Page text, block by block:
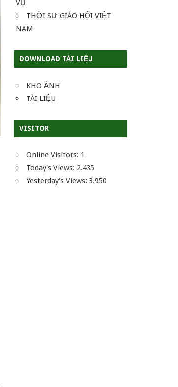
VŨ
THỜI SỰ GIÁO HỘI VIỆT
NAM
DOWNLOAD TÀI LIỆU
KHO ẢNH
TÀI LIỆU
VISITOR
Online Visitors: 1
Today's Views: 2.435
Yesterday's Views:3.950